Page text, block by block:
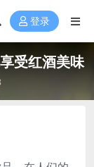
登录
受红酒美味